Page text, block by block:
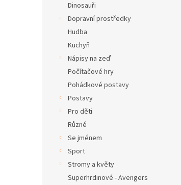
Dinosauři
Dopravní prostředky
Hudba
Kuchyň
Nápisy na zeď
Počítačové hry
Pohádkové postavy
Postavy
Pro děti
Různé
Se jménem
Sport
Stromy a květy
Superhrdinové - Avengers